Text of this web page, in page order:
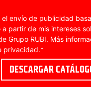
el envío de publicidad
a partir de mis intereses
Grupo RUBI. Más
privacidad.*